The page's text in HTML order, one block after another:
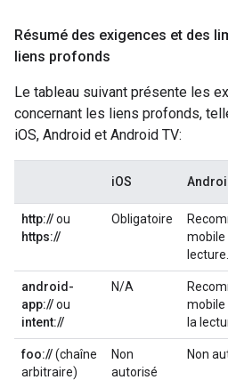
Résumé des exigences et des
liens profonds
Le tableau suivant présente les
concernant les liens profonds,
iOS, Android et Android TV:
iOS
http://ou
https://
Obligatoire
mobile
lecture.
android-
app://ou
intent://
N/A
mobile
la
foo://(chaîne
arbitraire)
Non
autorisé
Non